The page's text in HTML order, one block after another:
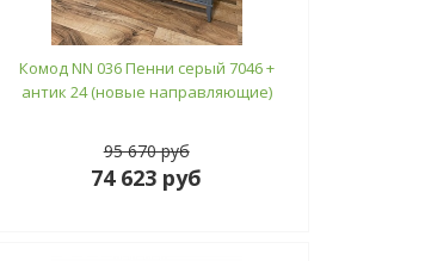
Комод NN 036 Пенни серый 7046 +
антик 24 (новые направляющие)
95 670 руб
74 623 руб